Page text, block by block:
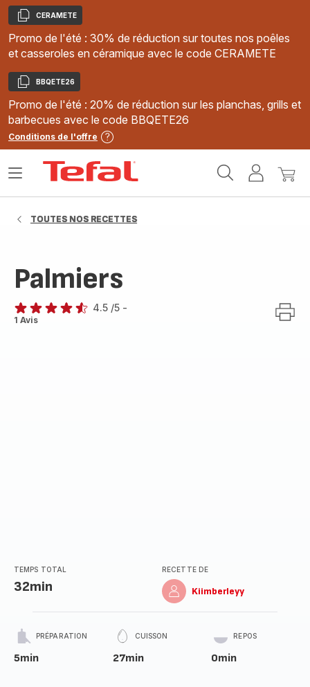
Copier
CERAMETE
Promo de l'été : 30% de réduction sur toutes nos poêles
et casseroles en céramique avec le code CERAMETE
Copier
BBQETE26
Promo de l'été : 20% de réduction sur les planchas, grills et
barbecues avec le code BBQETE26
Conditions de l'offre
MonMon
Ouvrir
TOUTES NOS RECETTES
Palmiers
ratings.4.5
4.5 /5 -
1 Avis
TEMPS TOTAL
32min
RECETTE DE
Kiimberleyy
PRÉPARATION
5min
CUISSON
27min
REPOS
0min